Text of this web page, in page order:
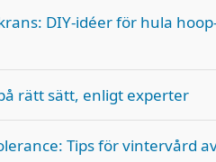
DIY-idéer för hula
rätt sätt, enligt experter
Tips för vintervård